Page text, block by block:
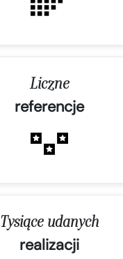
Liczne
referencje
Tysiące udanych
realizacji